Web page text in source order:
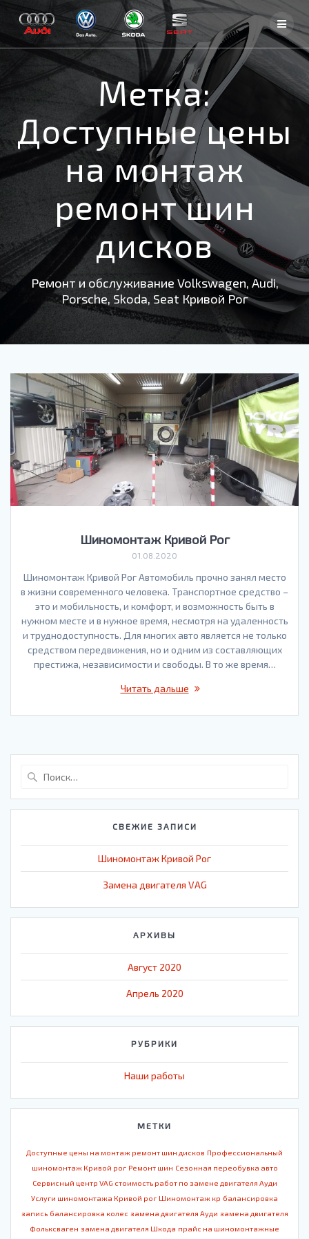
Skip
to
content
Метка:
Доступные цены
на монтаж
ремонт шин
дисков
Ремонт и обслуживание Volkswagen, Audi,
Porsche, Skoda, Seat Кривой Рог
Шиномонтаж Кривой Рог
01.08.2020
Шиномонтаж Кривой Рог Автомобиль прочно занял место
в жизни современного человека. Транспортное средство –
это и мобильность, и комфорт, и возможность быть в
нужном месте и в нужное время, несмотря на удаленность
и труднодоступность. Для многих авто является не только
средством передвижения, но и одним из составляющих
престижа, независимости и свободы. В то же время…
Читать дальше
СВЕЖИЕ ЗАПИСИ
Шиномонтаж Кривой Рог
Замена двигателя VAG
АРХИВЫ
Август 2020
Апрель 2020
РУБРИКИ
Наши работы
МЕТКИ
Доступные цены на монтаж ремонт шин дисков Профессиональный
шиномонтаж Кривой рог Ремонт шин Сезонная переобувка авто
Сервисный центр VAG стоимость работ по замене двигателя Ауди
Услуги шиномонтажа Кривой рог Шиномонтаж кр балансировка
запись балансировка колес замена двигателя Ауди замена двигателя
Фольксваген замена двигателя Шкода прайс на шиномонтажные